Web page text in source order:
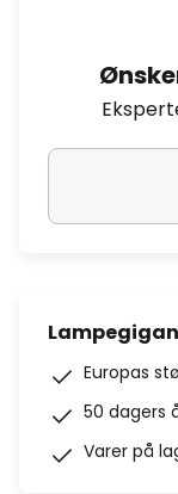
Europas
50 dagers
Varer på